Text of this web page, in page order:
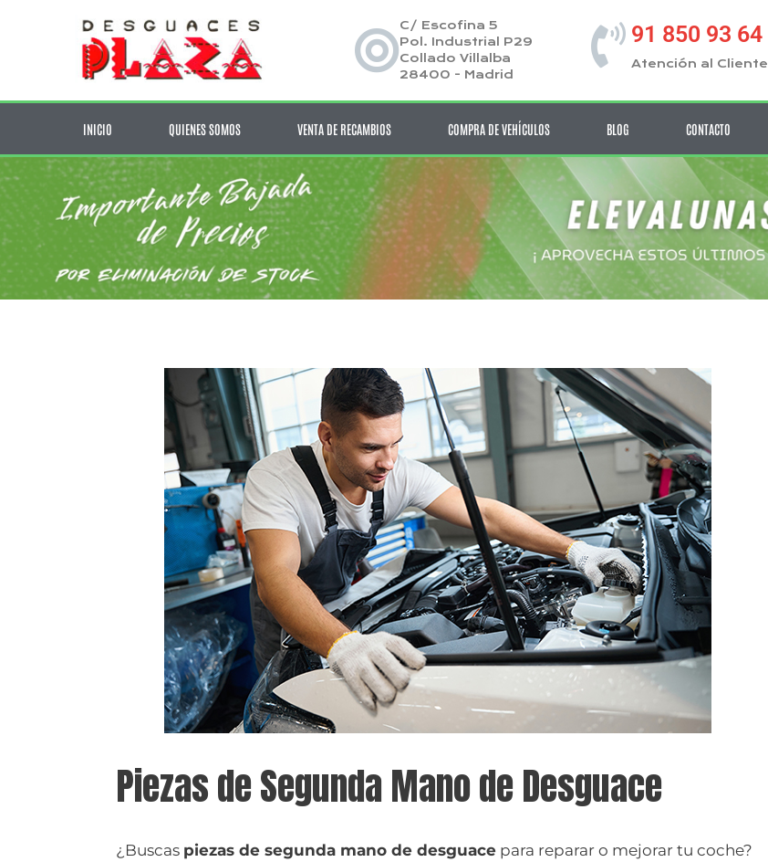
C/ Escofina 5
Pol. Industrial P29
Collado Villalba
28400 - Madrid
91 850 93 64
Atención al Cliente
INICIO QUIENES SOMOS VENTA DE RECAMBIOS COMPRA DE VEHÍCULOS BLOG CONTACTO
Piezas de Segunda Mano de Desguace
¿Buscas piezas de segunda mano de desguace para reparar o mejorar tu coche?